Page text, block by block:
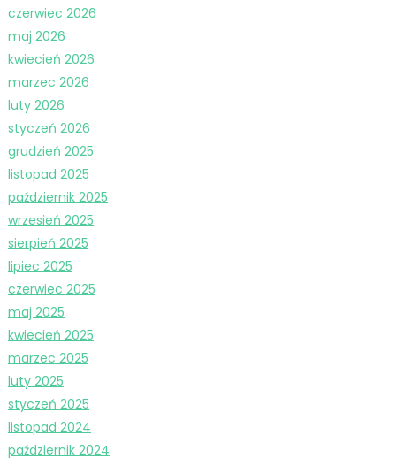
czerwiec 2026
maj 2026
kwiecień 2026
marzec 2026
luty 2026
styczeń 2026
grudzień 2025
listopad 2025
październik 2025
wrzesień 2025
sierpień 2025
lipiec 2025
czerwiec 2025
maj 2025
kwiecień 2025
marzec 2025
luty 2025
styczeń 2025
listopad 2024
październik 2024